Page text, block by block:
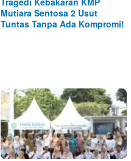
Mutiara Sentosa 2 Usut
Tuntas Tanpa Ada Kompromi!